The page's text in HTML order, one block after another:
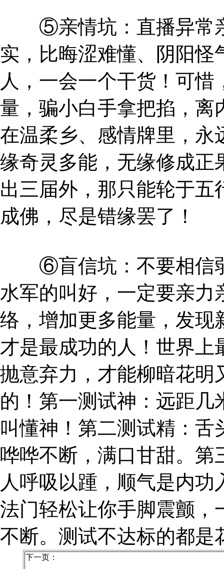
⑤亲情坑：直播异常亲
实，比晦涩难懂、阴阳
人，一会一个干货！可
量，骗小白手拿把掐，离
在温柔乡、感情牌里，永
缘奇灵多能，无缘修成正
出三届外，那只能轮于
成佛，尽是错缘罢了！
⑥盲信坑：不要相信弱
水军的叫好，一定要亲力
络，增加更多能量，发现
才是最成功的人！世界
抛意弃力，才能柳暗花明
的！第一测试神：远距
叫懂神！第二测试精：
哗哗不断，满口甘甜。第
人呼吸以踵，顺气是内
法门轻松让你手脚震颤，
不断。测试不达标的都是
下一页：